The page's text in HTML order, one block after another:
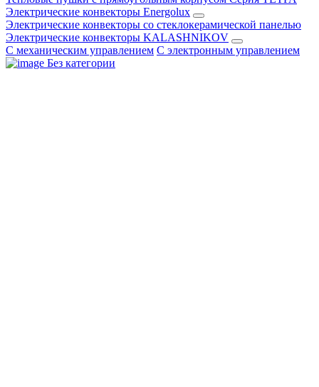
Электрические конвекторы Energolux
Электрические конвекторы со стеклокерамической панелью
Электрические конвекторы KALASHNIKOV
С механическим управлением С электронным управлением
Без категории